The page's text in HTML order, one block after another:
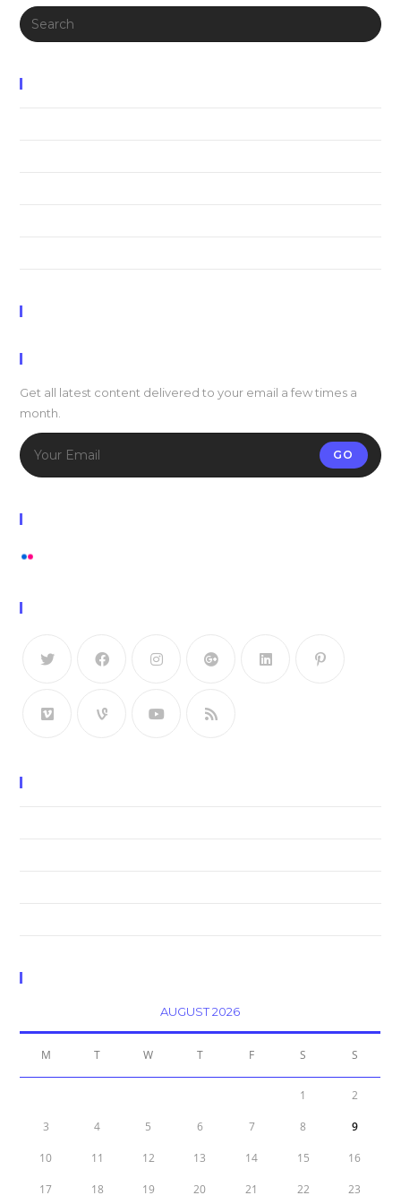
Search
for:
Get all latest content delivered to your email a few times a
month.
GO
AUGUST 2026
M T W T F S S
1 2
3 4 5 6 7 8 9
10 11 12 13 14 15 16
17 18 19 20 21 22 23